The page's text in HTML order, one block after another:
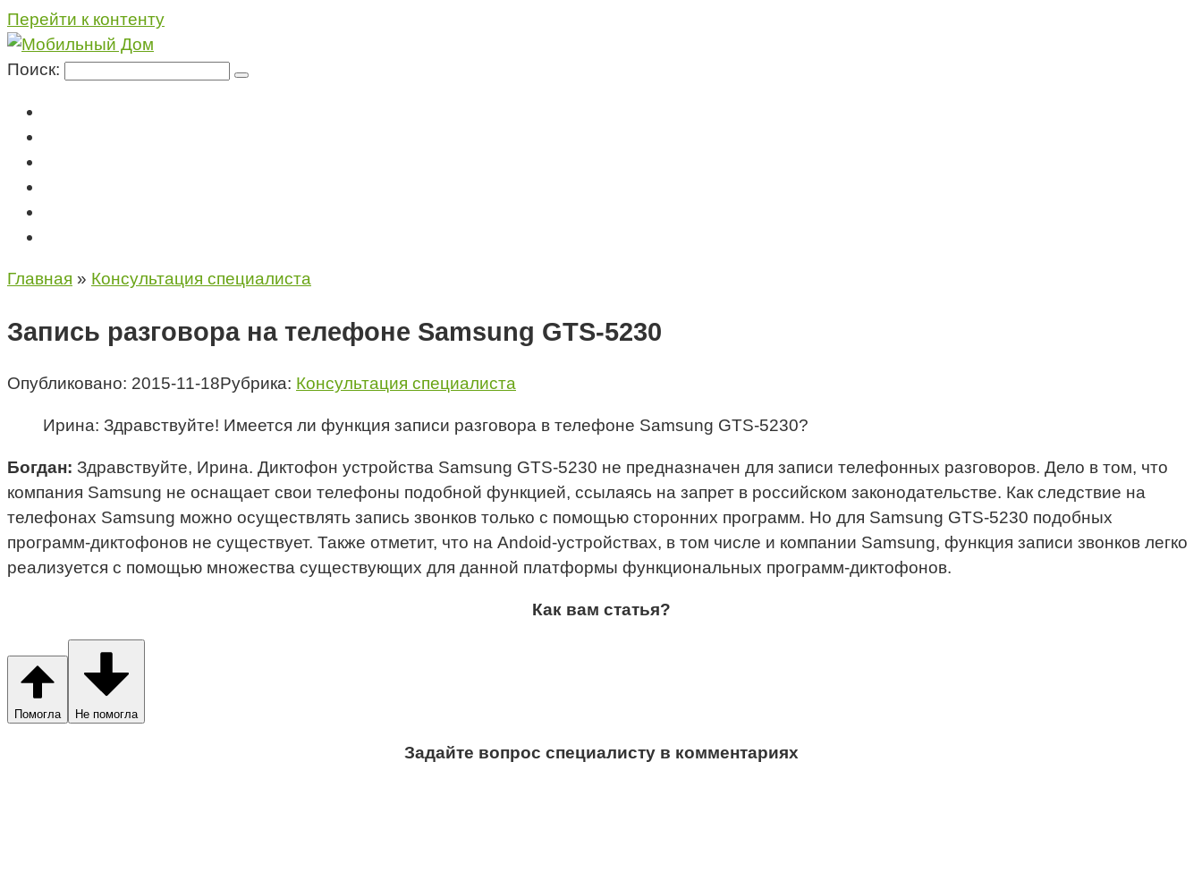
Перейти к контенту
Поиск:
Главная » Консультация специалиста
Запись разговора на телефоне Samsung GTS-5230
Опубликовано: 2015-11-18Рубрика: Консультация специалиста
Ирина: Здравствуйте! Имеется ли функция записи разговора в телефоне Samsung GTS-5230?
Богдан: Здравствуйте, Ирина. Диктофон устройства Samsung GTS-5230 не предназначен для записи телефонных разговоров. Дело в том, что
компания Samsung не оснащает свои телефоны подобной функцией, ссылаясь на запрет в российском законодательстве. Как следствие на
телефонах Samsung можно осуществлять запись звонков только с помощью сторонних программ. Но для Samsung GTS-5230 подобных
программ-диктофонов не существует. Также отметит, что на Andoid-устройствах, в том числе и компании Samsung, функция записи звонков легко
реализуется с помощью множества существующих для данной платформы функциональных программ-диктофонов.
Как вам статья?
Помогла Не помогла
Задайте вопрос специалисту в комментариях